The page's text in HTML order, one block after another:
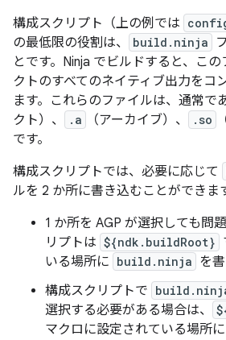
構成スクリプト（上の例では
の最低限の役割は、
build.ninja
とです。Ninja でビルドすると、こ
クトのすべてのネイティブ出力をコ
ます。これらのファイルは、通常で
クト）、
.a （アーカイブ）、 .so
です。
構成スクリプトでは、必要に応じて
ルを 2 か所に書き込むことができま
1 か所を AGP が選択しても問
リプトは ${ndk.buildRoot}
いる場所に build.ninja を
構成スクリプトで
選択する必要がある場合は、
マクロに設定されている場所に